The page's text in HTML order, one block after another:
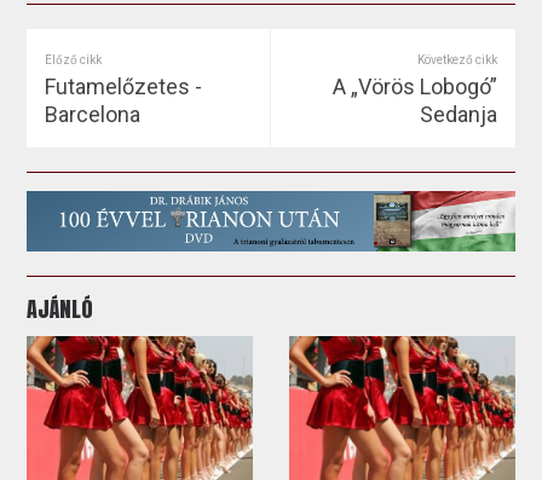
Előző cikk
Futamelőzetes -
Barcelona
Következő cikk
A „Vörös Lobogó”
Sedanja
AJÁNLÓ